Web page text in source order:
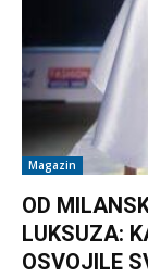
Magazin
OD
LUKSUZA:
OSVOJILE